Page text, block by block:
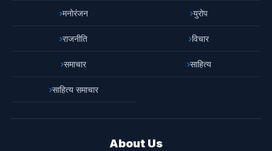
मनोरंजन युरोप
राजनीति विचार
समाचार साहित्य
साहित्य समाचार
About Us